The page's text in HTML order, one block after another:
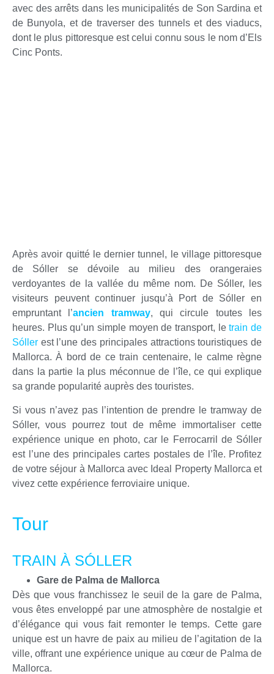
avec des arrêts dans les municipalités de Son Sardina et
de Bunyola, et de traverser des tunnels et des viaducs,
dont le plus pittoresque est celui connu sous le nom d’Els
Cinc Ponts.
Après avoir quitté le dernier tunnel, le village pittoresque
de Sóller se dévoile au milieu des orangeraies
verdoyantes de la vallée du même nom. De Sóller, les
visiteurs peuvent continuer jusqu’à Port de Sóller en
empruntant l’ancien tramway, qui circule toutes les
heures. Plus qu’un simple moyen de transport, letrain de
Sóller est l’une des principales attractions touristiques de
Mallorca. À bord de ce train centenaire, le calme règne
dans la partie la plus méconnue de l’île, ce qui explique
sa grande popularité auprès des touristes.
Si vous n’avez pas l’intention de prendre le tramway de
Sóller, vous pourrez tout de même immortaliser cette
expérience unique en photo, car le Ferrocarril de Sóller
est l’une des principales cartes postales de l’île. Profitez
de votre séjour à Mallorca avec Ideal Property Mallorca et
vivez cette expérience ferroviaire unique.
Tour
TRAIN À SÓLLER
Gare de Palma de Mallorca
Dès que vous franchissez le seuil de la gare de Palma,
vous êtes enveloppé par une atmosphère de nostalgie et
d’élégance qui vous fait remonter le temps. Cette gare
unique est un havre de paix au milieu de l’agitation de la
ville, offrant une expérience unique au cœur de Palma de
Mallorca.